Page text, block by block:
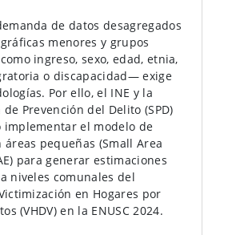
de datos desagregados
menores y grupos
ingreso, sexo, edad, etnia,
o discapacidad— exige
Por ello, el INE y la
Prevención del Delito (SPD)
implementar el modelo de
pequeñas (Small Area
para generar estimaciones
niveles comunales del
en Hogares por
(VHDV) en la ENUSC 2024.